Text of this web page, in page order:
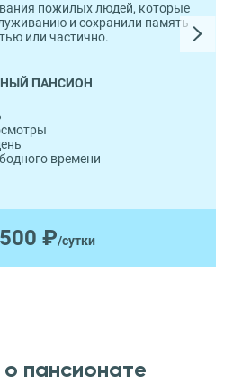
пожилых людей, которые
и сохранили память
или частично.
ПАНСИОН
времени
₽/сутки
пансионате